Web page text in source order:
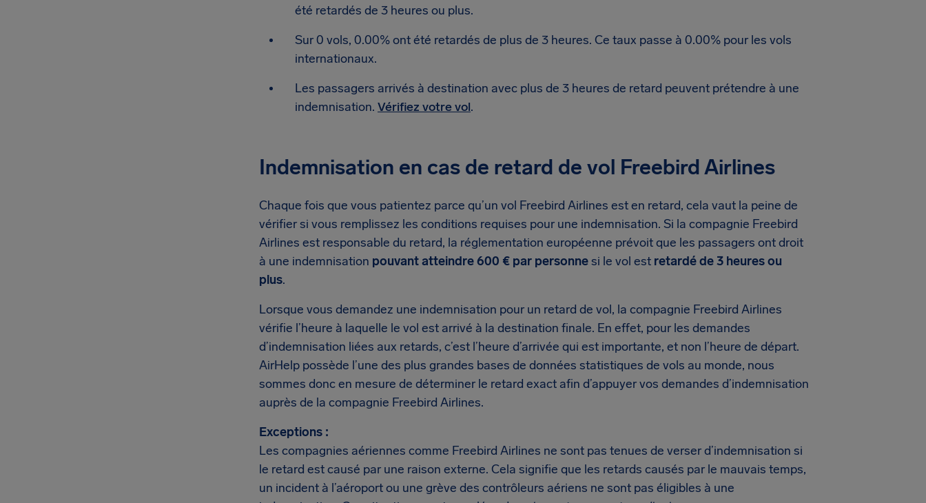
été retardés de 3 heures ou plus.
Sur 0 vols, 0.00% ont été retardés de plus de 3 heures. Ce taux passe à 0.00% pour les vols
internationaux.
Les passagers arrivés à destination avec plus de 3 heures de retard peuvent prétendre à une
indemnisation. Vérifiez votre vol.
Indemnisation en cas de retard de vol Freebird Airlines
Chaque fois que vous patientez parce qu’un vol Freebird Airlines est en retard, cela vaut la peine de
vérifier si vous remplissez les conditions requises pour une indemnisation. Si la compagnie Freebird
Airlines est responsable du retard, la réglementation européenne prévoit que les passagers ont droit
à une indemnisation pouvant atteindre 600 € par personnesi le vol est retardé de 3 heures ou
plus.
Lorsque vous demandez une indemnisation pour un retard de vol, la compagnie Freebird Airlines
vérifie l’heure à laquelle le vol est arrivé à la destination finale. En effet, pour les demandes
d’indemnisation liées aux retards, c’est l’heure d’arrivée qui est importante, et non l’heure de départ.
AirHelp possède l’une des plus grandes bases de données statistiques de vols au monde, nous
sommes donc en mesure de déterminer le retard exact afin d’appuyer vos demandes d’indemnisation
auprès de la compagnie Freebird Airlines.
Exceptions :
Les compagnies aériennes comme Freebird Airlines ne sont pas tenues de verser d’indemnisation si
le retard est causé par une raison externe. Cela signifie que les retards causés par le mauvais temps,
un incident à l’aéroport ou une grève des contrôleurs aériens ne sont pas éligibles à une